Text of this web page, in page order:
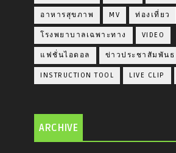
อาหารสุขภาพ MV ท่องเที่ยว
โรงพยาบาลเฉพาะทาง VIDEO
แฟชั่นไอดอล ข่าวประชาสัมพันธ
INSTRUCTION TOOL LIVE CLIP
ARCHIVE